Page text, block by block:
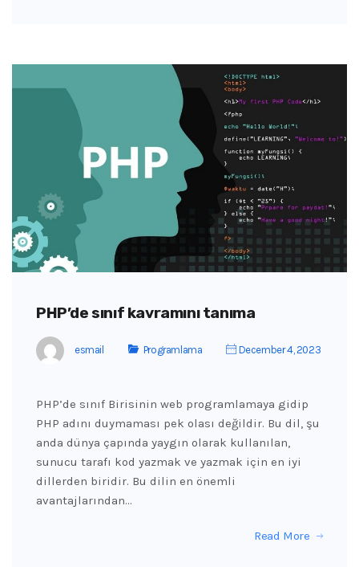
PHP’de sınıf kavramını tanıma
esmail Programlama December 4, 2023
PHP’de sınıf Birisinin web programlamaya gidip
PHP adını duymaması pek olası değildir. Bu dil, şu
anda dünya çapında yaygın olarak kullanılan,
sunucu tarafı kod yazmak ve yazmak için en iyi
dillerden biridir. Bu dilin en önemli
avantajlarından…
Read More